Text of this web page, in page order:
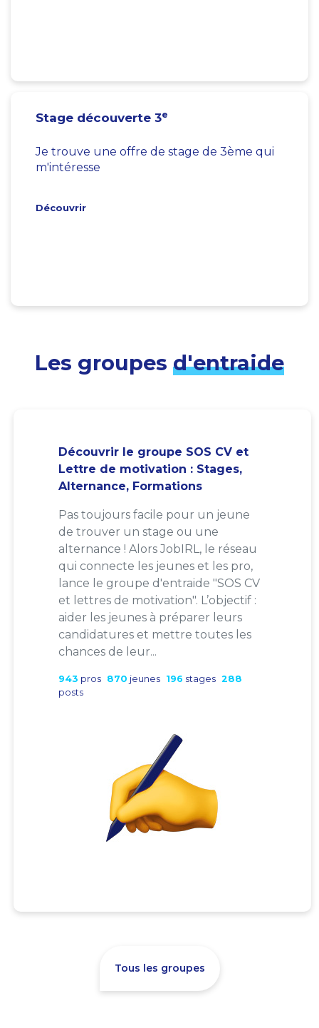
Stage découverte 3e
Je trouve une offre de stage de 3ème qui
m'intéresse
Découvrir
Les groupes d'entraide
Découvrir le groupe SOS CV et
Lettre de motivation : Stages,
Alternance, Formations
Pas toujours facile pour un jeune
de trouver un stage ou une
alternance ! Alors JobIRL, le réseau
qui connecte les jeunes et les pro,
lance le groupe d'entraide "SOS CV
et lettres de motivation". L’objectif :
aider les jeunes à préparer leurs
candidatures et mettre toutes les
chances de leur...
943 pros 870 jeunes 196 stages 288
posts
Tous les groupes